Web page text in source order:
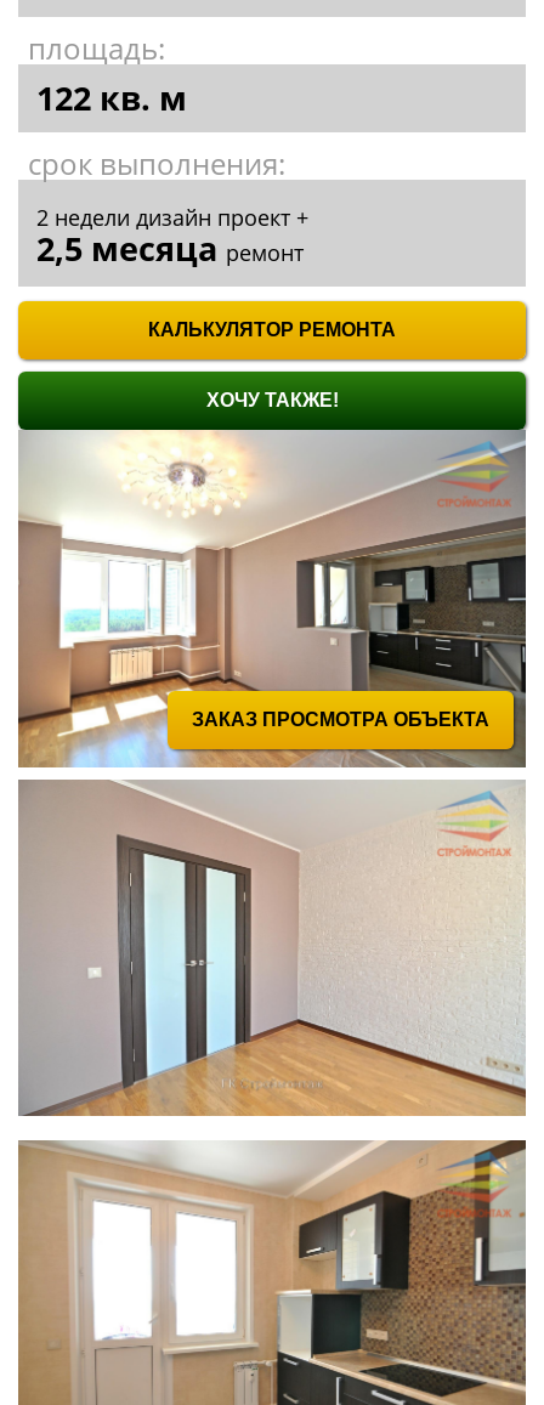
площадь:
122 кв. м
срок выполнения:
2 недели дизайн проект +
2,5 месяца ремонт
КАЛЬКУЛЯТОР РЕМОНТА
ХОЧУ ТАКЖЕ!
ЗАКАЗ ПРОСМОТРА ОБЪЕКТА